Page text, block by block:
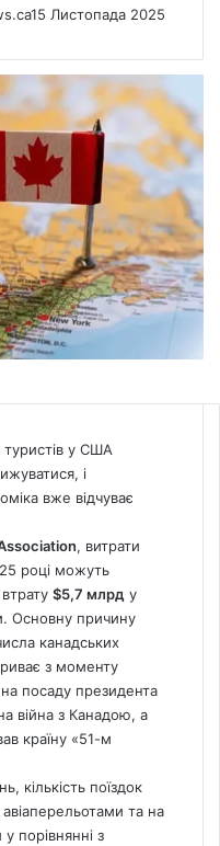
15 Листопада 2025
туристів у США
і
вже відчуває
, витрати
році можуть
$5,7 млрд у
Основну причину
канадських
з моменту
на посаду президента
війна з Канадою, а
країну «51-м
кількість поїздок
та на
порівнянні з